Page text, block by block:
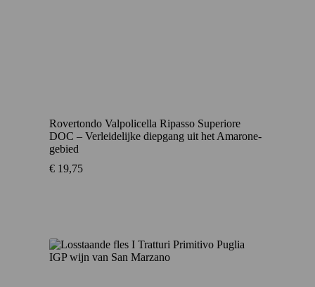
Rovertondo Valpolicella Ripasso Superiore
DOC – Verleidelijke diepgang uit het Amarone-
gebied
€ 19,75